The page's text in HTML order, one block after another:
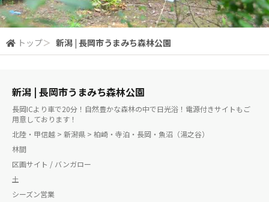
トップ＞ 新潟 | 長岡市うまみち森林公園
新潟 | 長岡市うまみち森林公園
長岡ICより車で20分！自然豊かな森林の中で日光浴！電源付きサイトもご
用意しております！
北陸・甲信越 > 新潟県 > 柏崎・寺泊・長岡・魚沼（湯之谷）
林間
区画サイト / バンガロー
土
シーズン営業